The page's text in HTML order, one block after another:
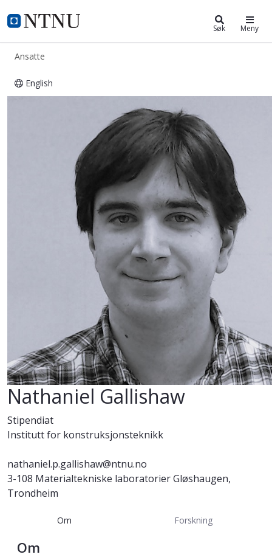
NTNU Hjemmeside
ntnu.no Søk Meny
Ansatte
English
Nathaniel Gallishaw
Nathaniel Gallishaw
Stipendiat
Institutt for konstruksjonsteknikk
nathaniel.p.gallishaw@ntnu.no
3-108 Materialtekniske laboratorier Gløshaugen,
Trondheim
Om Forskning
Om